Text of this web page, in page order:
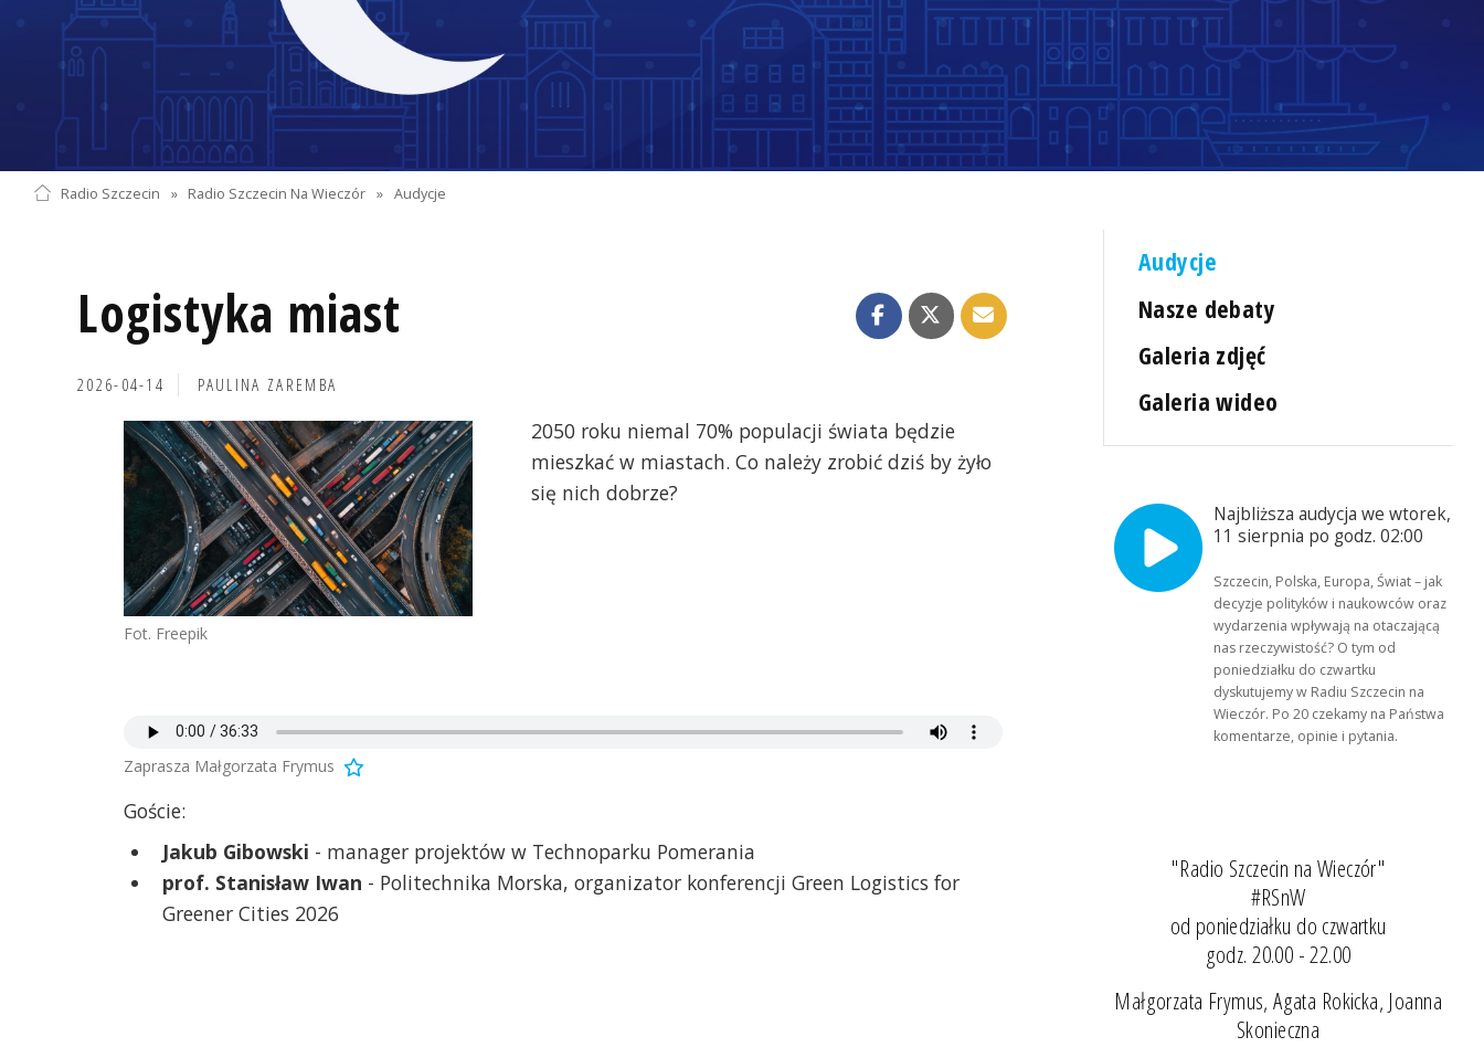
Radio Szczecin » Radio Szczecin Na Wieczór » Audycje
Logistyka miast
2026-04-14 PAULINA ZAREMBA
Fot. Freepik
2050 roku niemal 70% populacji świata będzie
mieszkać w miastach. Co należy zrobić dziś by żyło
się nich dobrze?
Zaprasza Małgorzata Frymus
Goście:
Jakub Gibowski - manager projektów w Technoparku Pomerania
prof. Stanisław Iwan - Politechnika Morska, organizator konferencji Green Logistics for
Greener Cities 2026
Audycje
Nasze debaty
Galeria zdjęć
Galeria wideo
Najbliższa audycja we wtorek,
11 sierpnia po godz. 02:00
Szczecin, Polska, Europa, Świat – jak
decyzje polityków i naukowców oraz
wydarzenia wpływają na otaczającą
nas rzeczywistość? O tym od
poniedziałku do czwartku
dyskutujemy w Radiu Szczecin na
Wieczór. Po 20 czekamy na Państwa
komentarze, opinie i pytania.
"Radio Szczecin na Wieczór"
#RSnW
od poniedziałku do czwartku
godz. 20.00 - 22.00
Małgorzata Frymus, Agata Rokicka, Joanna
Skonieczna